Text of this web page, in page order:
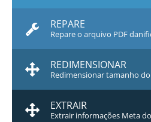
REPARE
Repare o arquivo PDF
REDIMENSIONAR
Redimensionar tamanho do
EXTRAIR
Extrair informações Meta